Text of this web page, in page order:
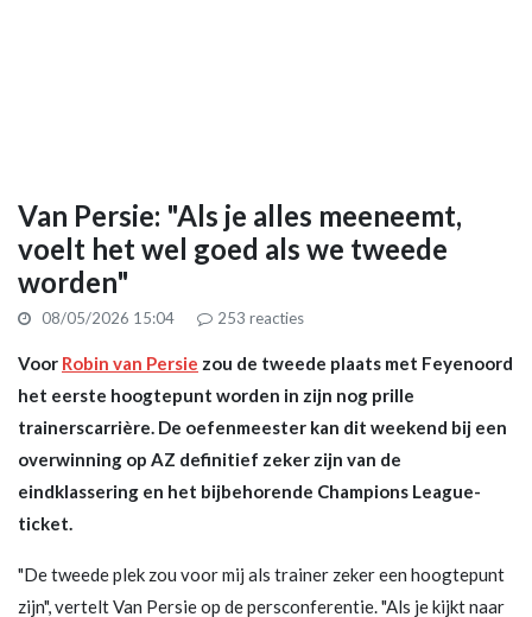
Van Persie: "Als je alles meeneemt,
voelt het wel goed als we tweede
worden"
08/05/2026 15:04 253 reacties
Voor Robin van Persie zou de tweede plaats met Feyenoord
het eerste hoogtepunt worden in zijn nog prille
trainerscarrière. De oefenmeester kan dit weekend bij een
overwinning op AZ definitief zeker zijn van de
eindklassering en het bijbehorende Champions League-
ticket.
"De tweede plek zou voor mij als trainer zeker een hoogtepunt
zijn", vertelt Van Persie op de persconferentie. "Als je kijkt naar